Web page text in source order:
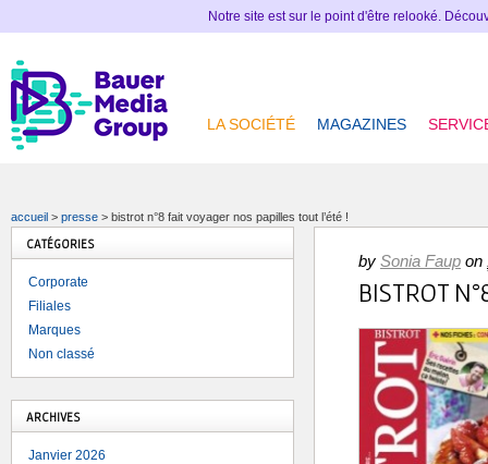
Notre site est sur le point d'être relooké.
LA SOCIÉTÉ MAGAZINES
accueil > presse > bistrot n°8 fait voyager nos papilles tout l’été !
by Sonia Faup on
BISTROT
CATÉGORIES
Corporate
Filiales
Marques
Non classé
ARCHIVES
Janvier 2026